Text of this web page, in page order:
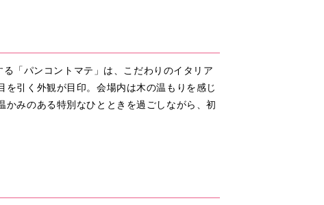
「パンコントマテ」は、こだわりのイタリア
引く外観が目印。会場内は木の温もりを感じ
みのある特別なひとときを過ごしながら、初